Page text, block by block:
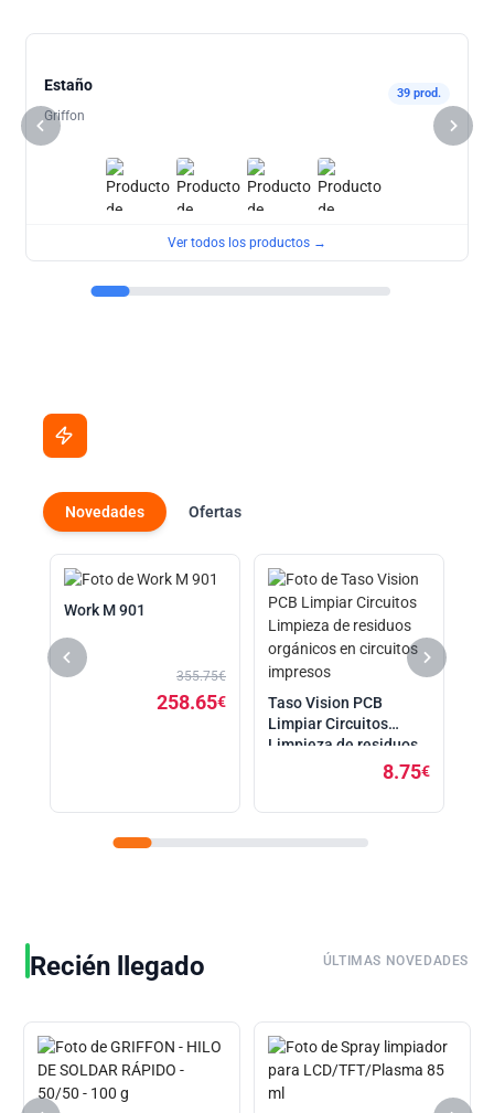
Estaño
Griffon
39 prod.
Ver todos los productos →
Novedades Ofertas
Work M 901
355.75€
258.65€
Taso Vision PCB
Limpiar Circuitos
Limpieza de residuos
orgánicos en circuitos
8.75€
Recién llegado ÚLTIMAS NOVEDADES